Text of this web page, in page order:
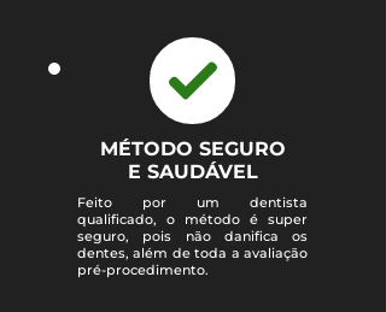
MÉTODO SEGURO
E SAUDÁVEL
Feito por um dentista
qualificado, o método é super
seguro, pois não danifica os
dentes, além de toda a avaliação
pré-procedimento.